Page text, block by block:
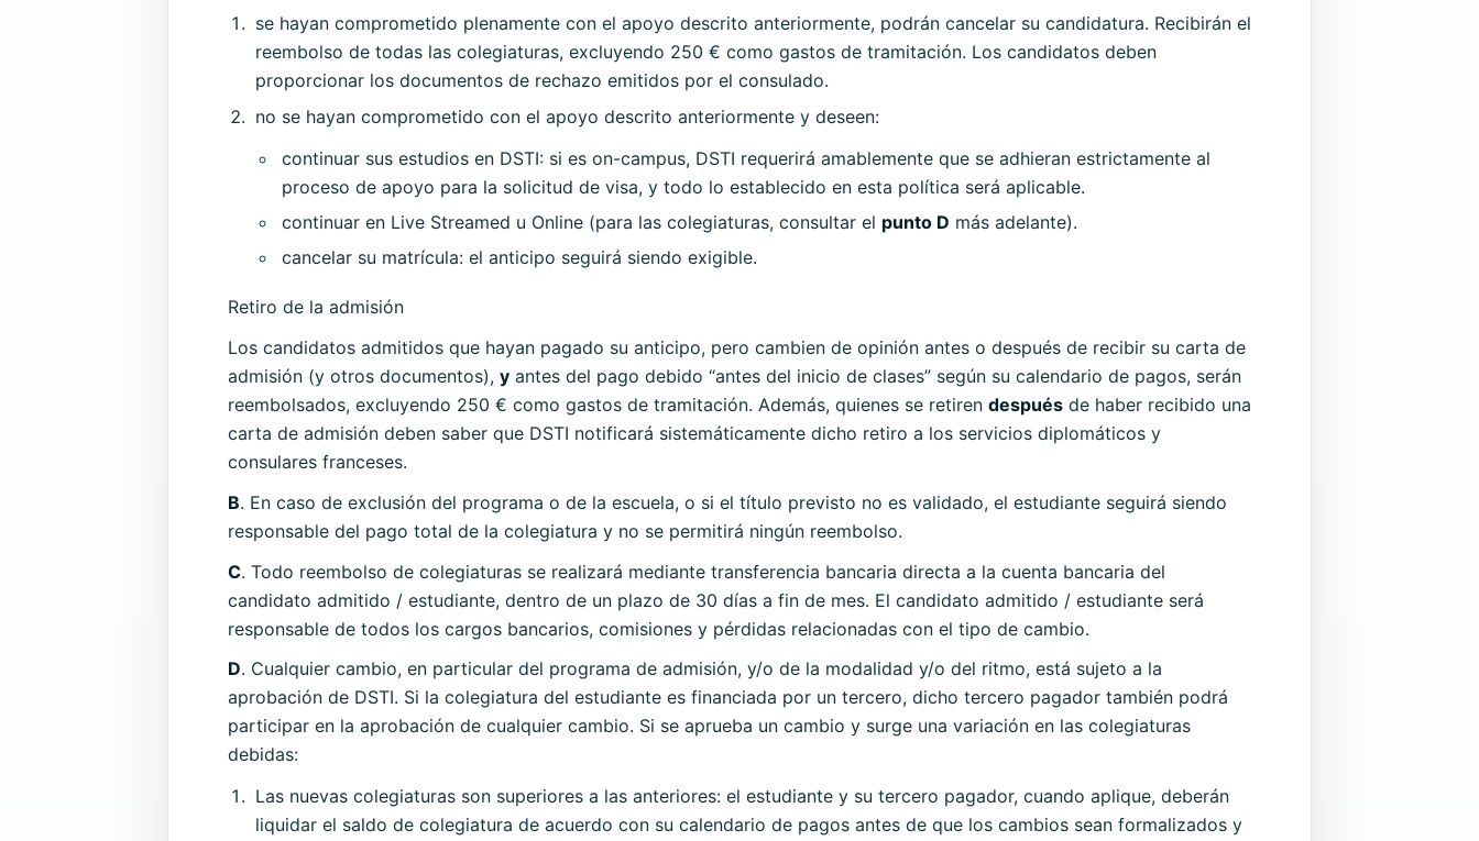
se hayan comprometido plenamente con el apoyo descrito anteriormente, podrán cancelar su candidatura. Recibirán el
reembolso de todas las colegiaturas, excluyendo 250 € como gastos de tramitación. Los candidatos deben
proporcionar los documentos de rechazo emitidos por el consulado.
no se hayan comprometido con el apoyo descrito anteriormente y deseen:
continuar sus estudios en DSTI: si es on-campus, DSTI requerirá amablemente que se adhieran estrictamente al
proceso de apoyo para la solicitud de visa, y todo lo establecido en esta política será aplicable.
continuar en Live Streamed u Online (para las colegiaturas, consultar el punto D más adelante).
cancelar su matrícula: el anticipo seguirá siendo exigible.
Retiro de la admisión
Los candidatos admitidos que hayan pagado su anticipo, pero cambien de opinión antes o después de recibir su carta de
admisión (y otros documentos), yantes del pago debido “antes del inicio de clases” según su calendario de pagos, serán
reembolsados, excluyendo 250 € como gastos de tramitación. Además, quienes se retiren despuésde haber recibido una
carta de admisión deben saber que DSTI notificará sistemáticamente dicho retiro a los servicios diplomáticos y
consulares franceses.
B. En caso de exclusión del programa o de la escuela, o si el título previsto no es validado, el estudiante seguirá siendo
responsable del pago total de la colegiatura y no se permitirá ningún reembolso.
C. Todo reembolso de colegiaturas se realizará mediante transferencia bancaria directa a la cuenta bancaria del
candidato admitido / estudiante, dentro de un plazo de 30 días a fin de mes. El candidato admitido / estudiante será
responsable de todos los cargos bancarios, comisiones y pérdidas relacionadas con el tipo de cambio.
D. Cualquier cambio, en particular del programa de admisión, y/o de la modalidad y/o del ritmo, está sujeto a la
aprobación de DSTI. Si la colegiatura del estudiante es financiada por un tercero, dicho tercero pagador también podrá
participar en la aprobación de cualquier cambio. Si se aprueba un cambio y surge una variación en las colegiaturas
debidas:
Las nuevas colegiaturas son superiores a las anteriores: el estudiante y su tercero pagador, cuando aplique, deberán
liquidar el saldo de colegiatura de acuerdo con su calendario de pagos antes de que los cambios sean formalizados y